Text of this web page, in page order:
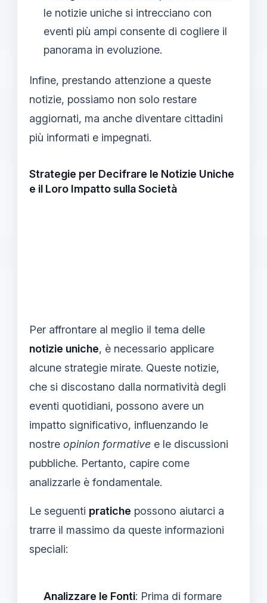
le notizie uniche si intrecciano con
eventi più ampi consente di cogliere il
panorama in evoluzione.
Infine, prestando attenzione a queste
notizie, possiamo non solo restare
aggiornati, ma anche diventare cittadini
più informati e impegnati.
Strategie per Decifrare le Notizie Uniche
e il Loro Impatto sulla Società
Per affrontare al meglio il tema delle
notizie uniche, è necessario applicare
alcune strategie mirate. Queste notizie,
che si discostano dalla normatività degli
eventi quotidiani, possono avere un
impatto significativo, influenzando le
nostre opinion formative e le discussioni
pubbliche. Pertanto, capire come
analizzarle è fondamentale.
Le seguenti pratiche possono aiutarci a
trarre il massimo da queste informazioni
speciali:
Analizzare le Fonti: Prima di formare